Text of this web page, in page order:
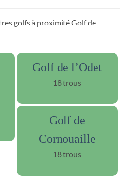
golfs à proximité Golf de
Golf de l’Odet
18 trous
Golf de
Cornouaille
18 trous